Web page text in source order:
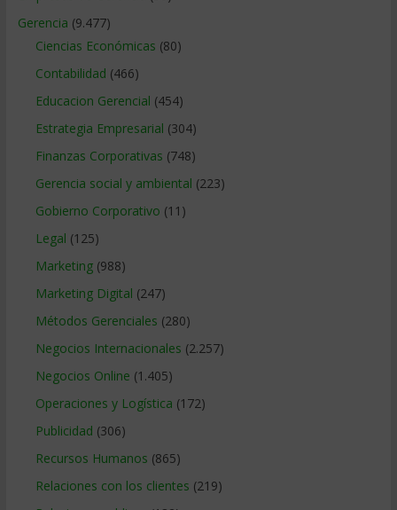
Gerencia (9.477)
Ciencias Económicas (80)
Contabilidad (466)
Educacion Gerencial (454)
Estrategia Empresarial (304)
Finanzas Corporativas (748)
Gerencia social y ambiental (223)
Gobierno Corporativo (11)
Legal (125)
Marketing(988)
Marketing Digital (247)
Métodos Gerenciales (280)
Negocios Internacionales (2.257)
Negocios Online (1.405)
Operaciones y Logística (172)
Publicidad (306)
Recursos Humanos (865)
Relaciones con los clientes (219)